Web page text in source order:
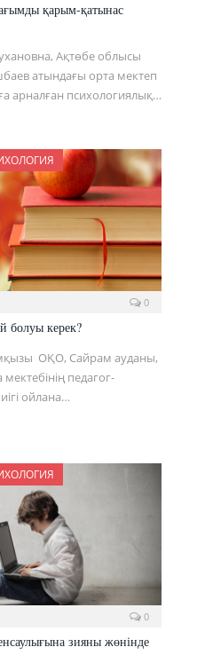
қарым-қатынас
Ақтөбе облысы
атындағы орта мектеп
арналған психологиялық…
0
болуы керек?
ОҚО, Сайрам ауданы,
педагог-
ойлана…
0
зияны жөнінде